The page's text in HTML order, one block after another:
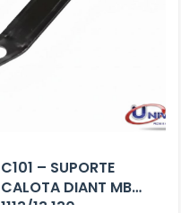
C101 – SUPORTE
CALOTA DIANT MB
1113/13.130